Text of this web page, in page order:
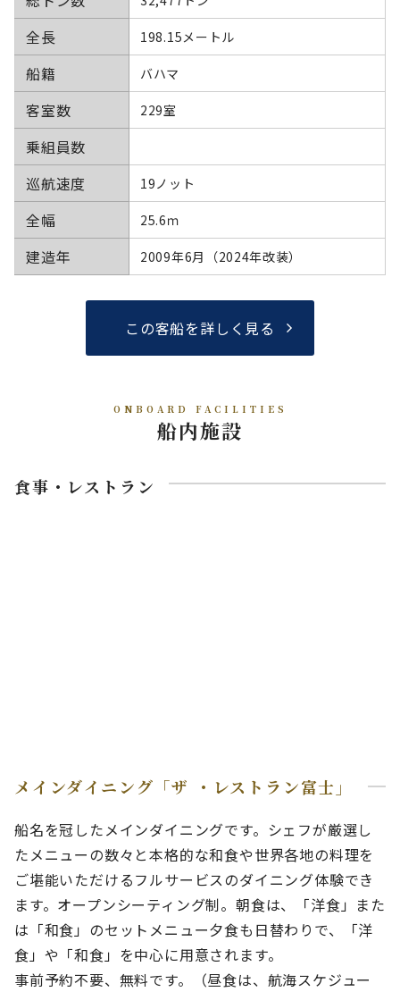
全長 198.15メートル
船籍 バハマ
客室数 229室
乗組員数
巡航速度
19ノット
全幅 25.6ｍ
建造年 2009年6月（2024年改装）
この客船を詳しく見る
ONBOARD FACILITIES
船内施設
食事・レストラン
メインダイニング「ザ ・レストラン富士」
船名を冠したメインダイニングです。シェフが厳選し
たメニューの数々と本格的な和食や世界各地の料理を
ご堪能いただけるフルサービスのダイニング体験でき
ます。オープンシーティング制。朝食は、「洋食」また
は「和食」のセットメニュー夕食も日替わりで、「洋
食」や「和食」を中心に用意されます。
事前予約不要、無料です。（昼食は、航海スケジュー